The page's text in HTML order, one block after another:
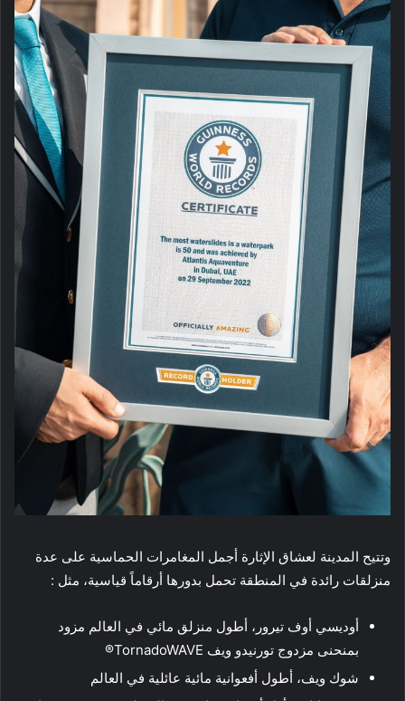
وتتيح المدينة لعشاق الإثارة أجمل المغامرات الحماسية على عدة
منزلقات رائدة في المنطقة تحمل بدورها أرقاماً قياسية، مثل :
أوديسي أوف تيرور، أطول منزلق مائي في العالم مزود
بمنحنى مزدوج تورنيدو ويف TornadoWAVE®
شوك ويف، أطول أفعوانية مائية عائلية في العالم